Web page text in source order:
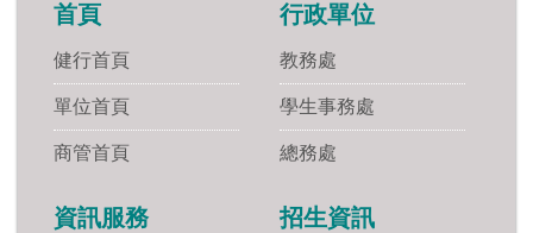
首頁
健行首頁
單位首頁
商管首頁
行政單位
教務處
學生事務處
總務處
資訊服務 招生資訊